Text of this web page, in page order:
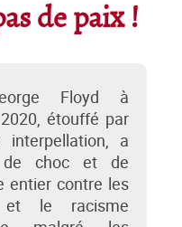
de paix !
Floyd à
étouffé par
interpellation, a
de choc et de
entier contre les
et le racisme